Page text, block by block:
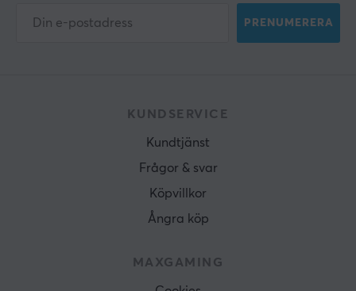
PRENUMERERA
KUNDSERVICE
Kundtjänst
Frågor & svar
Köpvillkor
Ångra köp
MAXGAMING